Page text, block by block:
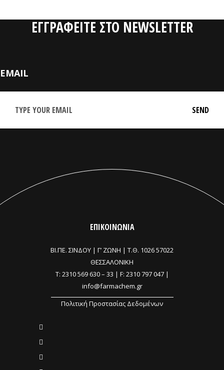
ΕΓΓΡΑΦΕΙΤΕ ΣΤΟ NEWSLETTER
EMAIL
ΕΠΙΚΟΙΝΩΝΙΑ
ΒΙ.ΠΕ. ΣΙΝΔΟΥ | Γ’ ΖΩΝΗ | Τ.Θ. 1026 57022
ΘΕΣΣΑΛΟΝΙΚΗ
T: 2310 569 630– 33 | F: 2310 797 047 |
info@farmachem.gr
Πολιτική Προστασίας Δεδομένων